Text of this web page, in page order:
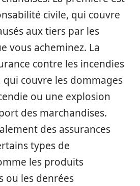
civile, qui couvre
aux tiers par les
vous acheminez. La
contre les incendies
qui couvre les dommages
ou une explosion
des marchandises.
des assurances
types de
les produits
ou les denrées